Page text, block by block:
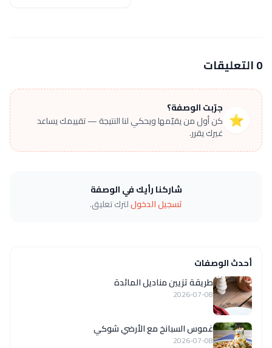
0 التعليقات
⭐
جرّبت الوصفة؟
كن أول من يقيّمها ويحكي لنا النتيجة — تقييمك يساعد
غيرك يقرر.
شاركنا رأيك في الوصفة
تسجيل الدخوللترك تعليق.
أحدث الوصفات
طريقة تزيين مناديل المائدة
2026-07-08
غموس السبانخ مع الأرضي شوكي
2026-07-08